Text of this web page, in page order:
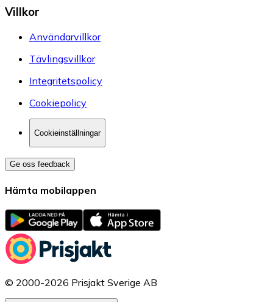
Villkor
Användarvillkor
Tävlingsvillkor
Integritetspolicy
Cookiepolicy
Cookieinställningar
Ge oss feedback
Hämta mobilappen
© 2000-2026 Prisjakt Sverige AB